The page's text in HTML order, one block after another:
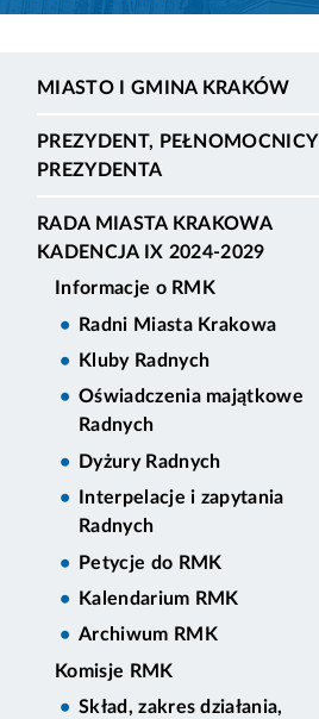
MIASTO I GMINA KRAKÓW
PREZYDENT, PEŁNOMOCNICY
PREZYDENTA
RADA MIASTA KRAKOWA
KADENCJA IX 2024-2029
Informacje o RMK
Radni Miasta Krakowa
Kluby Radnych
Oświadczenia majątkowe
Radnych
Dyżury Radnych
Interpelacje i zapytania
Radnych
Petycje do RMK
Kalendarium RMK
Archiwum RMK
Komisje RMK
Skład, zakres działania,